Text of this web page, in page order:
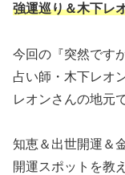
強運巡り＆木下レ
今回の『突然です
占い師・木下レオ
レオンさんの地元
知恵＆出世開運＆
開運スポットを教